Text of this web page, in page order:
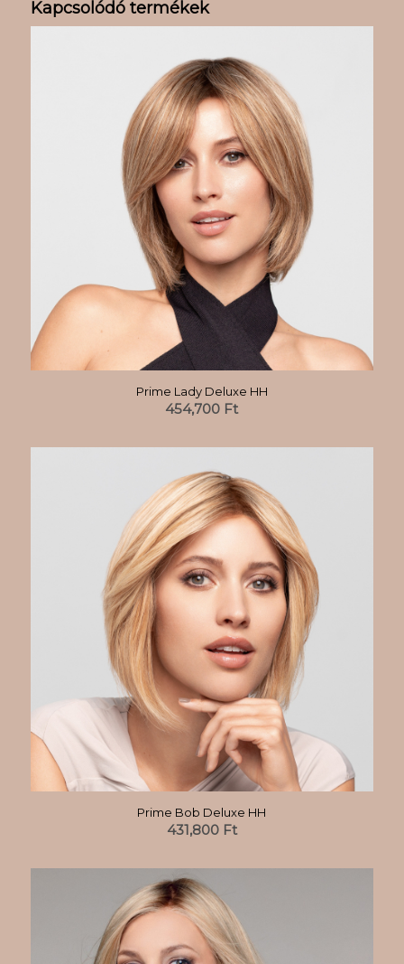
Kapcsolódó termékek
Prime Lady Deluxe HH
454,700 Ft
Prime Bob Deluxe HH
431,800 Ft